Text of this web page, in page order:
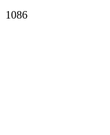
1086